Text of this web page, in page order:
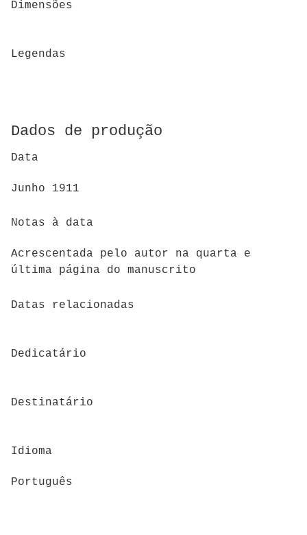
Dimensões
Legendas
Dados de produção
Data
Junho 1911
Notas à data
Acrescentada pelo autor na quarta e
última página do manuscrito
Datas relacionadas
Dedicatário
Destinatário
Idioma
Português